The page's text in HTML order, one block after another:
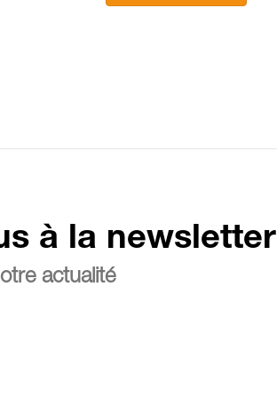
à la newsletter
actualité